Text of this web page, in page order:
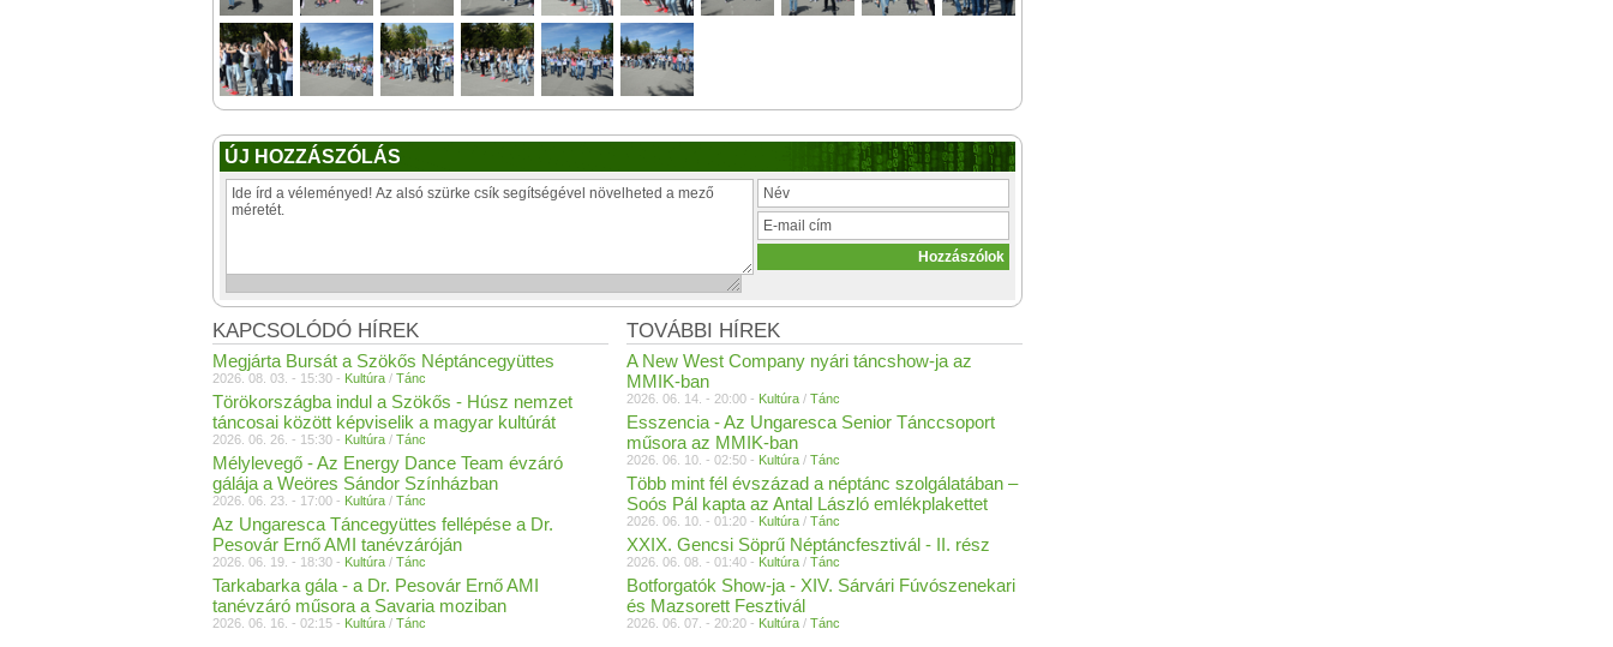
ÚJ HOZZÁSZÓLÁS
TOVÁBBI HÍREK
A New West Company nyári táncshow-ja az
MMIK-ban
2026. 06. 14. - 20:00 - Kultúra / Tánc
Esszencia - Az Ungaresca Senior Tánccsoport
műsora az MMIK-ban
2026. 06. 10. - 02:50 - Kultúra / Tánc
Több mint fél évszázad a néptánc szolgálatában –
Soós Pál kapta az Antal László emlékplakettet
2026. 06. 10. - 01:20 - Kultúra / Tánc
XXIX. Gencsi Söprű Néptáncfesztivál - II. rész
2026. 06. 08. - 01:40 - Kultúra / Tánc
Botforgatók Show-ja - XIV. Sárvári Fúvószenekari
és Mazsorett Fesztivál
2026. 06. 07. - 20:20 - Kultúra / Tánc
KAPCSOLÓDÓ HÍREK
Megjárta Bursát a Szökős Néptáncegyüttes
2026. 08. 03. - 15:30 - Kultúra / Tánc
Törökországba indul a Szökős - Húsz nemzet
táncosai között képviselik a magyar kultúrát
2026. 06. 26. - 15:30 - Kultúra / Tánc
Mélylevegő - Az Energy Dance Team évzáró
gálája a Weöres Sándor Színházban
2026. 06. 23. - 17:00 - Kultúra / Tánc
Az Ungaresca Táncegyüttes fellépése a Dr.
Pesovár Ernő AMI tanévzáróján
2026. 06. 19. - 18:30 - Kultúra / Tánc
Tarkabarka gála - a Dr. Pesovár Ernő AMI
tanévzáró műsora a Savaria moziban
2026. 06. 16. - 02:15 - Kultúra / Tánc